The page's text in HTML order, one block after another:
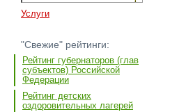
Услуги
"Свежие" рейтинги:
Рейтинг губернаторов (глав
субъектов) Российской
Федерации
Рейтинг детских
оздоровительных лагерей